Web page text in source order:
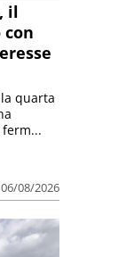
il
08/2026
quarta